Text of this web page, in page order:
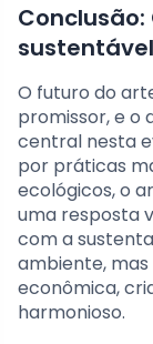
sustentável
O futuro do
promissor, e o
central nesta
por práticas
ecológicos, o
uma resposta
com a
ambiente,
econômica,
harmonioso.